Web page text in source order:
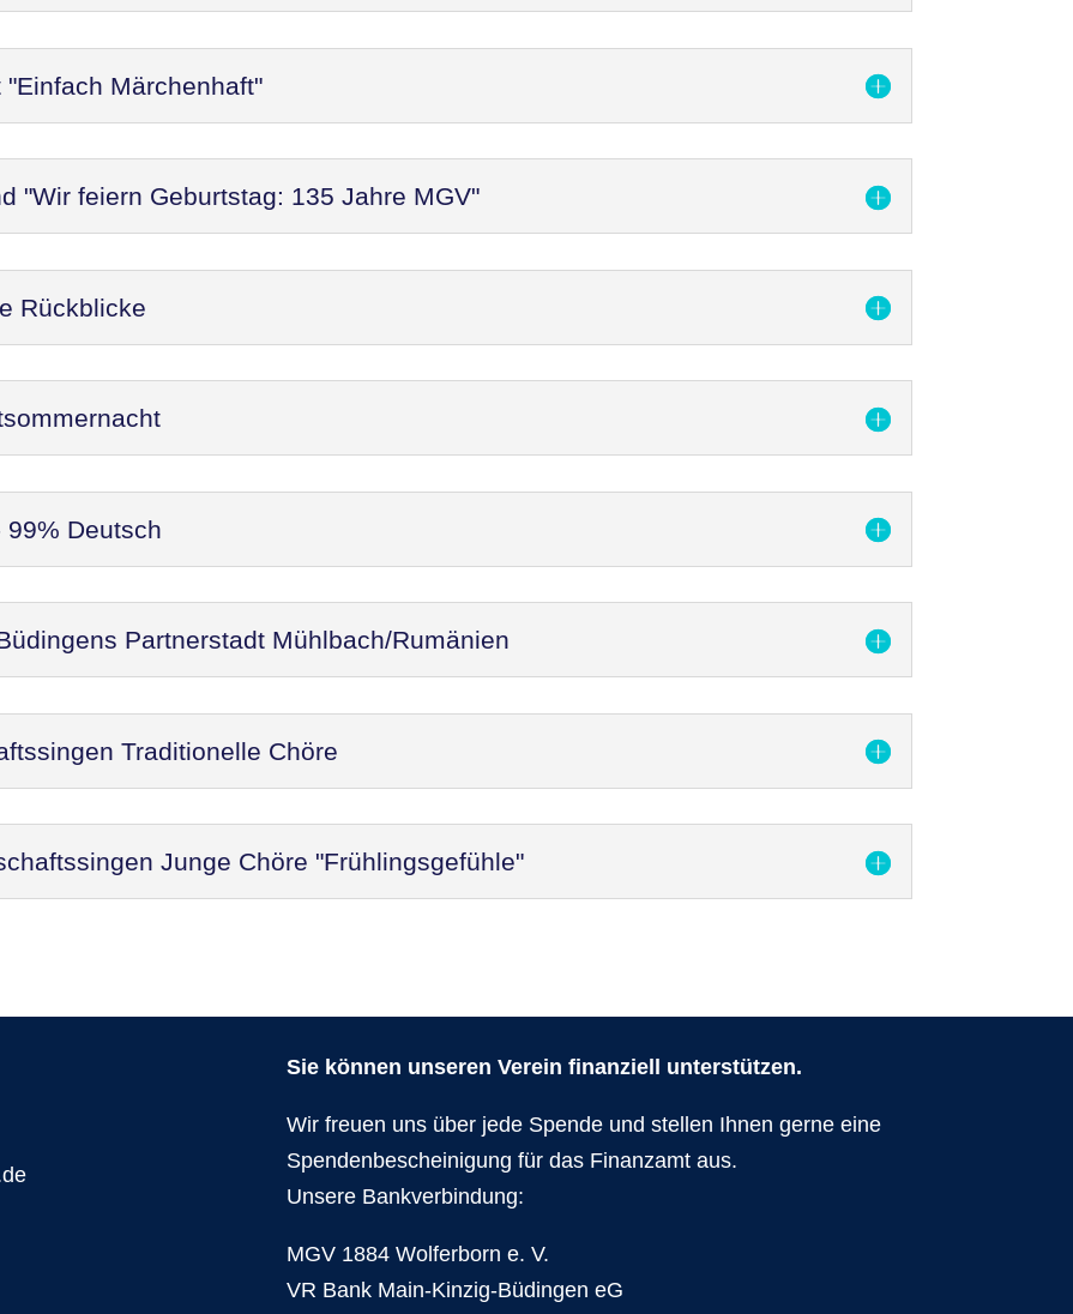
Märchenhaft"
"Wir feiern Geburtstag: 135 Jahre MGV"
Rückblicke
Deutsch
Partnerstadt Mühlbach/Rumänien
Traditionelle Chöre
Junge Chöre "Frühlingsgefühle"
Sie können unseren Verein finanziell unterstützen.
Wir freuen uns über jede Spende und stellen Ihnen gerne eine
Spendenbescheinigung für das Finanzamt aus.
Unsere Bankverbindung:
MGV 1884 Wolferborn e. V.
VR Bank Main-Kinzig-Büdingen eG